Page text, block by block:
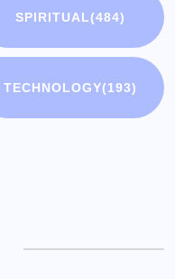
SPIRITUAL(484)
TECHNOLOGY(193)